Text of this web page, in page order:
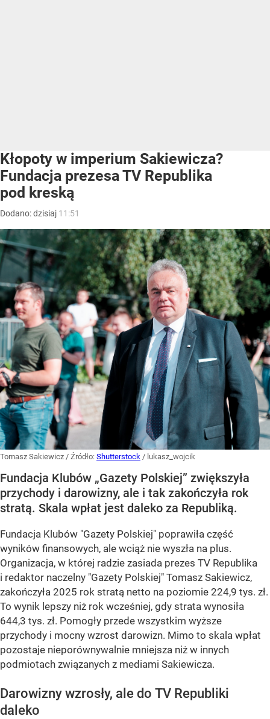
Kłopoty w imperium Sakiewicza?
Fundacja prezesa TV Republika
pod kreską
Dodano:dzisiaj 11:51
Tomasz Sakiewicz / Źródło: Shutterstock / lukasz_wojcik
Fundacja Klubów „Gazety Polskiej” zwiększyła
przychody i darowizny, ale i tak zakończyła rok
stratą. Skala wpłat jest daleko za Republiką.
Fundacja Klubów "Gazety Polskiej" poprawiła część
wyników finansowych, ale wciąż nie wyszła na plus.
Organizacja, w której radzie zasiada prezes TV Republika
i redaktor naczelny "Gazety Polskiej" Tomasz Sakiewicz,
zakończyła 2025 rok stratą netto na poziomie 224,9 tys. zł.
To wynik lepszy niż rok wcześniej, gdy strata wynosiła
644,3 tys. zł. Pomogły przede wszystkim wyższe
przychody i mocny wzrost darowizn. Mimo to skala wpłat
pozostaje nieporównywalnie mniejsza niż w innych
podmiotach związanych z mediami Sakiewicza.
Darowizny wzrosły, ale do TV Republiki
daleko